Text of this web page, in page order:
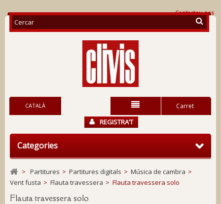
Contacteu-nos
Carret
CATALÀ
REGISTRA’T
Categories
> Partitures > Partitures digitals > Música de cambra >
Vent fusta > Flauta travessera > Flauta travessera solo
Flauta travessera solo